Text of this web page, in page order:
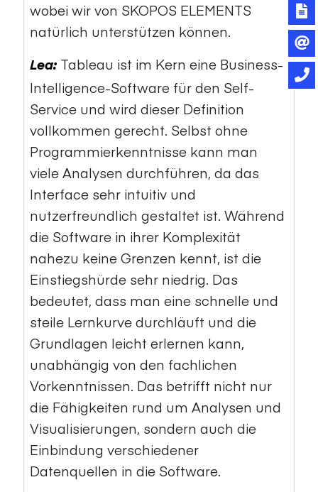
wobei wir von SKOPOS ELEMENTS
natürlich unterstützen können.
Lea: Tableau ist im Kern eine Business-
Intelligence-Software für den Self-
Service und wird dieser Definition
vollkommen gerecht. Selbst ohne
Programmierkenntnisse kann man
viele Analysen durchführen, da das
Interface sehr intuitiv und
nutzerfreundlich gestaltet ist. Während
die Software in ihrer Komplexität
nahezu keine Grenzen kennt, ist die
Einstiegshürde sehr niedrig. Das
bedeutet, dass man eine schnelle und
steile Lernkurve durchläuft und die
Grundlagen leicht erlernen kann,
unabhängig von den fachlichen
Vorkenntnissen. Das betrifft nicht nur
die Fähigkeiten rund um Analysen und
Visualisierungen, sondern auch die
Einbindung verschiedener
Datenquellen in die Software.